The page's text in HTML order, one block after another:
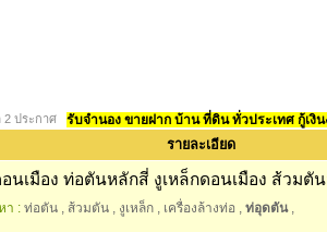
2 ประกาศ รับจำนอง ขายฝาก บ้าน ที่ดิน ทั่วประเทศ กู้เงิ
รายละเอียด
นเมือง ท่อตันหลักสี่ งูเหล็กดอนเมือง ส้วมตั
า : ท่อตัน ส้วมตัน งูเหล็ก เครื่องล้างท่อ ท่อุดตัน,